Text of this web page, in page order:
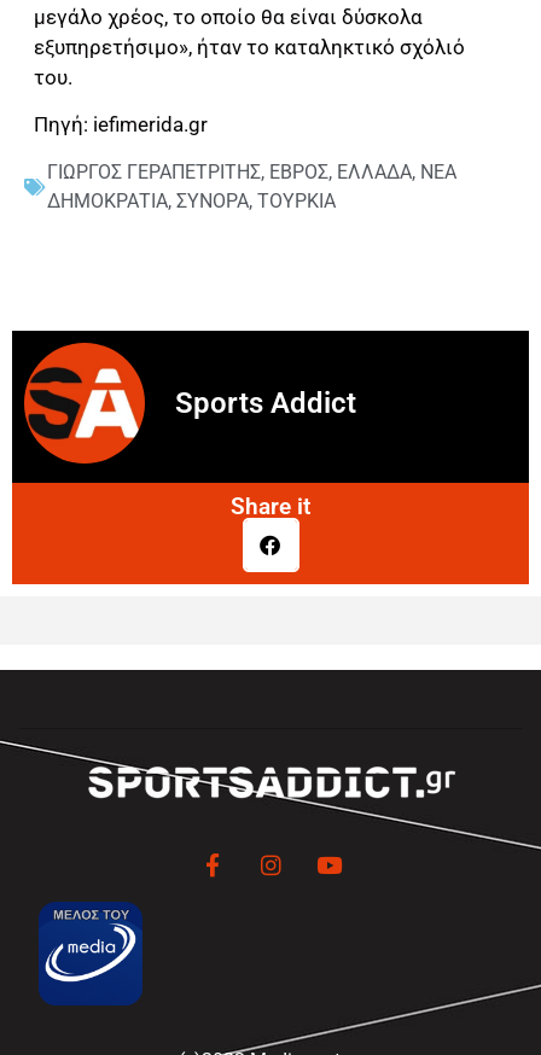
μεγάλο χρέος, το οποίο θα είναι δύσκολα
εξυπηρετήσιμο», ήταν το καταληκτικό σχόλιό
του.
Πηγή: iefimerida.gr
ΓΙΩΡΓΟΣ ΓΕΡΑΠΕΤΡΙΤΗΣ, ΕΒΡΟΣ, ΕΛΛΑΔΑ, ΝΕΑ
ΔΗΜΟΚΡΑΤΙΑ, ΣΥΝΟΡΑ, ΤΟΥΡΚΙΑ
Sports Addict
Share it